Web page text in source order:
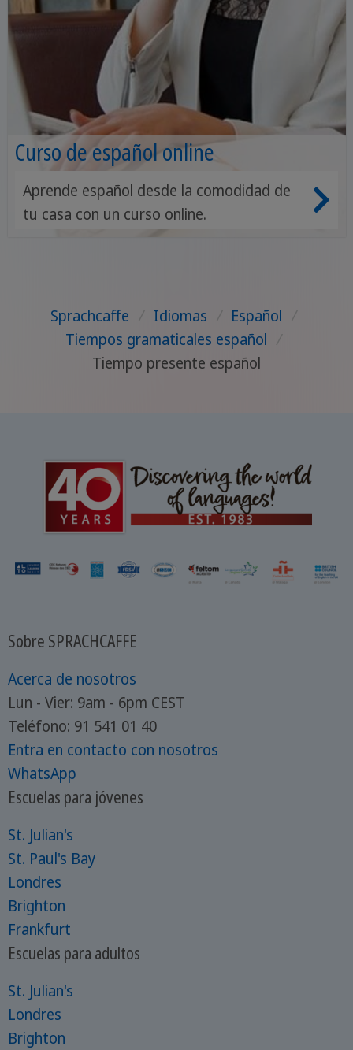
Curso de español online
Aprende español desde la comodidad de
tu casa con un curso online.
Sprachcaffe Idiomas Español
Tiempos gramaticales español /
Tiempo presente español
Sobre SPRACHCAFFE
Acerca de nosotros
Lun - Vier: 9am - 6pm CEST
Teléfono: 91 541 01 40
Entra en contacto con nosotros
WhatsApp
Escuelas para jóvenes
St. Julian's
St. Paul's Bay
Londres
Brighton
Frankfurt
Escuelas para adultos
St. Julian's
Londres
Brighton